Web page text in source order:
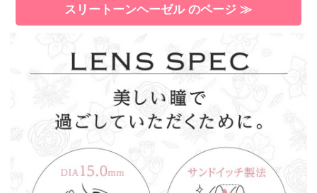
スリートーンヘーゼル のページ ≫